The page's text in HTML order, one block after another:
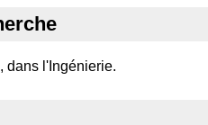
dans l'Ingénierie.